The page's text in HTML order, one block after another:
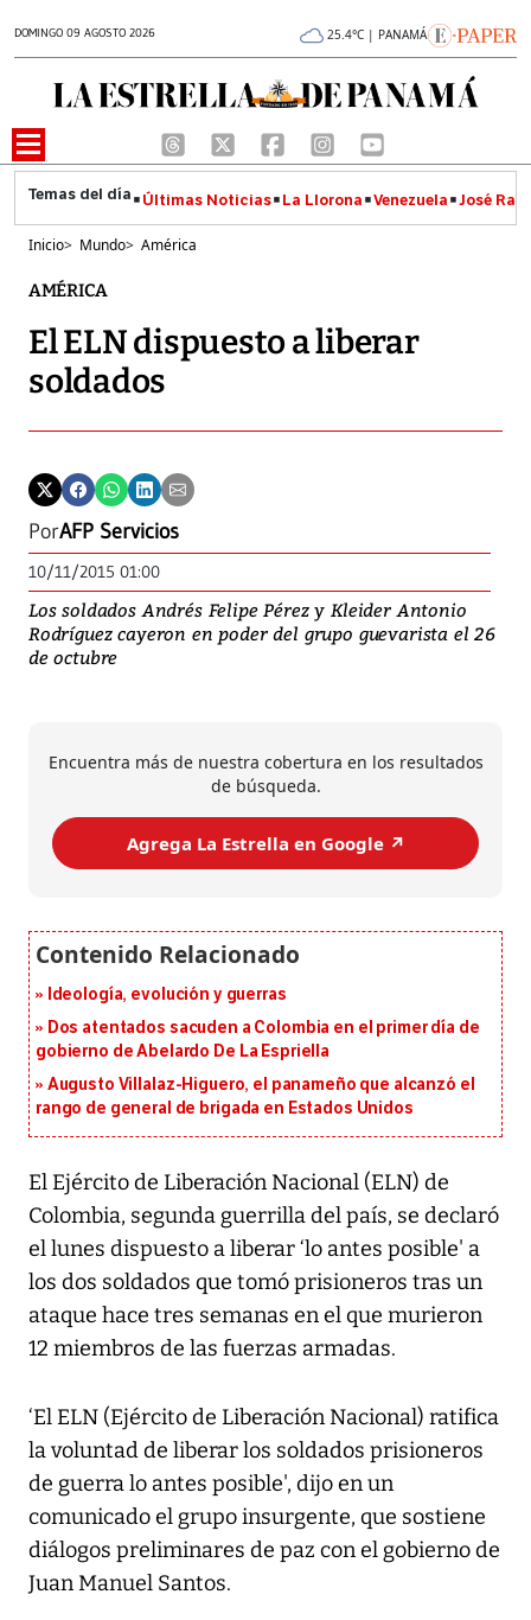
DOMINGO 09 AGOSTO 2026 25.4°C | PANAMÁ
Últimas Noticias La Llorona Venezuela José
Inicio> Mundo> América
AMÉRICA
El ELN dispuesto a liberar
soldados
PorAFP Servicios
10/11/2015 01:00
Los soldados Andrés Felipe Pérez y Kleider Antonio
Rodríguez cayeron en poder del grupo guevarista el 26
de octubre
Encuentra más de nuestra cobertura en los resultados
de búsqueda.
Agrega La Estrella en Google ↗️
Ideología, evolución y guerras
Dos atentados sacuden a Colombia en el primer día de
gobierno de Abelardo De La Espriella
Augusto Villalaz-Higuero, el panameño que alcanzó el
rango de general de brigada en Estados Unidos
El Ejército de Liberación Nacional (ELN) de
Colombia, segunda guerrilla del país, se declaró
el lunes dispuesto a liberar ‘lo antes posible' a
los dos soldados que tomó prisioneros tras un
ataque hace tres semanas en el que murieron
12 miembros de las fuerzas armadas.
‘El ELN (Ejército de Liberación Nacional) ratifica
la voluntad de liberar los soldados prisioneros
de guerra lo antes posible', dijo en un
comunicado el grupo insurgente, que sostiene
diálogos preliminares de paz con el gobierno de
Juan Manuel Santos.